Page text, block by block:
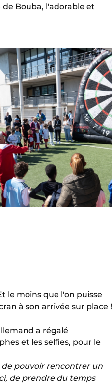
Bouba, l'adorable et
le moins que l'on puisse
à son arrivée sur place !
a régalé
et les selfies, pour le
de pouvoir rencontrer un
de prendre du temps